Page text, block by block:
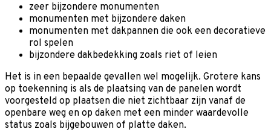
zeer bijzondere monumenten
monumenten met bijzondere daken
monumenten met dakpannen die ook een decoratieve
rol spelen
bijzondere dakbedekking zoals riet of leien
Het is in een bepaalde gevallen wel mogelijk. Grotere kans
op toekenning is als de plaatsing van de panelen wordt
voorgesteld op plaatsen die niet zichtbaar zijn vanaf de
openbare weg en op daken met een minder waardevolle
status zoals bijgebouwen of platte daken.